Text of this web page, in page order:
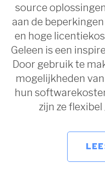
source
aan de
en hoge
Geleen is een
Door gebruik te
mogelijkheden
hun
zijn ze